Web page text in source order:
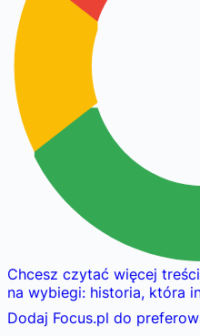
Chcesz czytać więcej
na wybiegi: historia, która
Dodaj Focus.pl do